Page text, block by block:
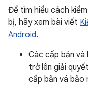
Để tìm hiểu cách
bị, hãy xem bài viết
Android.
Các cấp bản vá
trở lên giải
cấp bản vá bảo